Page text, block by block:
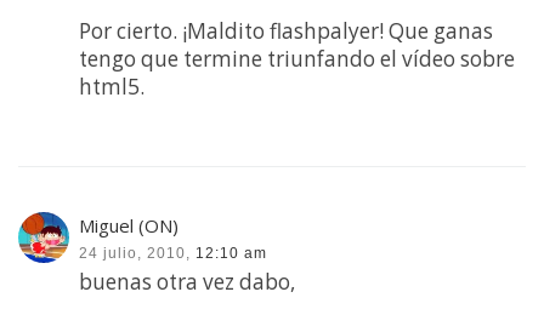
Por cierto. ¡Maldito flashpalyer! Que ganas
tengo que termine triunfando el vídeo sobre
html5.
Miguel (ON)
24 julio, 2010, 12:10 am
buenas otra vez dabo,